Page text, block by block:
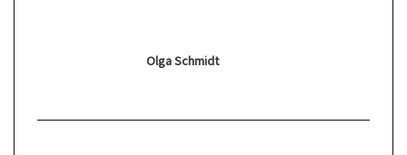
Olga Schmidt